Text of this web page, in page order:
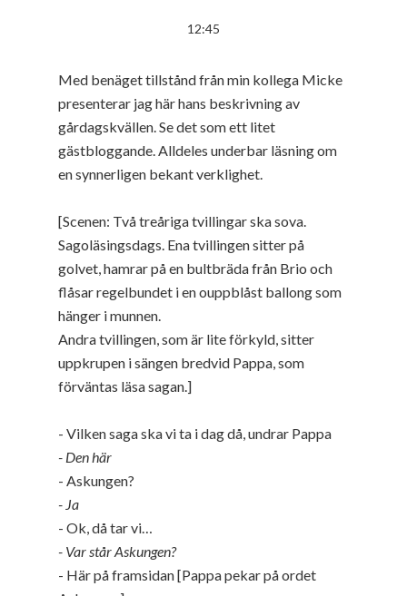
12:45
Med benäget tillstånd från min kollega Micke
presenterar jag här hans beskrivning av
gårdagskvällen. Se det som ett litet
gästbloggande. Alldeles underbar läsning om
en synnerligen bekant verklighet.
[Scenen: Två treåriga tvillingar ska sova.
Sagoläsingsdags. Ena tvillingen sitter på
golvet, hamrar på en bultbräda från Brio och
flåsar regelbundet i en ouppblåst ballong som
hänger i munnen.
Andra tvillingen, som är lite förkyld, sitter
uppkrupen i sängen bredvid Pappa, som
förväntas läsa sagan.]
- Vilken saga ska vi ta i dag då, undrar Pappa
- Den här
- Askungen?
- Ja
- Ok, då tar vi…
- Var står Askungen?
- Här på framsidan [Pappa pekar på ordet